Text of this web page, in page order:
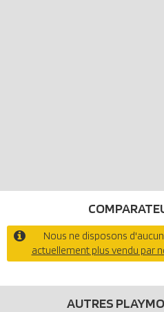
Nous ne disposons
actuellement plus vendu par
AUTRES